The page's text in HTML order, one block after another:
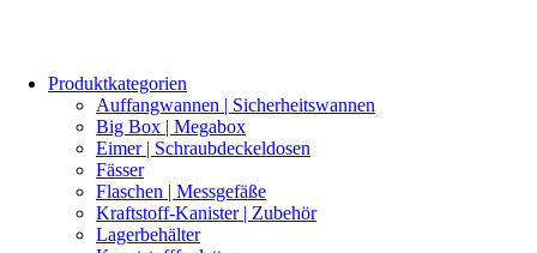
Produktkategorien
Auffangwannen | Sicherheitswannen
Big Box | Megabox
Eimer | Schraubdeckeldosen
Fässer
Flaschen | Messgefäße
Kraftstoff-Kanister | Zubehör
Lagerbehälter